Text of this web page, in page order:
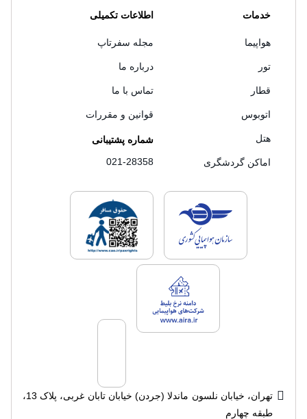
خدمات
هواپیما
تور
قطار
اتوبوس
هتل
اماکن گردشگری
اطلاعات تکمیلی
مجله سفرتاپ
درباره ما
تماس با ما
قوانین و مقررات
شماره پشتیبانی
021-28358
لایسنس های فروش سفرتاپلایسنس های
لایسنس های فروش سفرتاپ
تهران، خیابان نلسون ماندلا (جردن) خیابان تابان غربی، پلاک 13،
طبقه چهارم